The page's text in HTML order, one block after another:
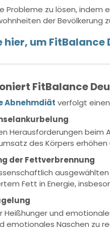
Probleme zu lösen,
der Bevölkerung
hier, um
FitBalance
Abnehmdiät verfolgt
Herausforderungen
des Körpers
der Fettverbrennung
Fett in Energie,
Heißhunger und
emotionales Naschen zu